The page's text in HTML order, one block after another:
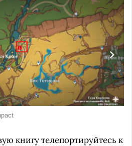
книгу телепортируйтесь к